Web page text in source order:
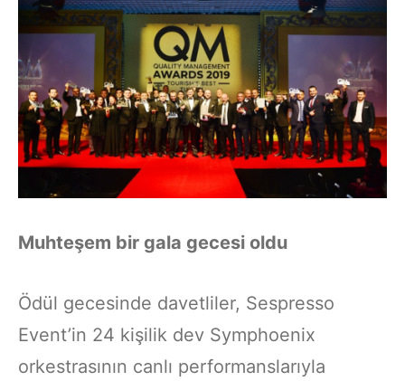
Muhteşem bir gala gecesi oldu
Ödül gecesinde davetliler, Sespresso
Event’in 24 kişilik dev Symphoenix
orkestrasının canlı performanslarıyla